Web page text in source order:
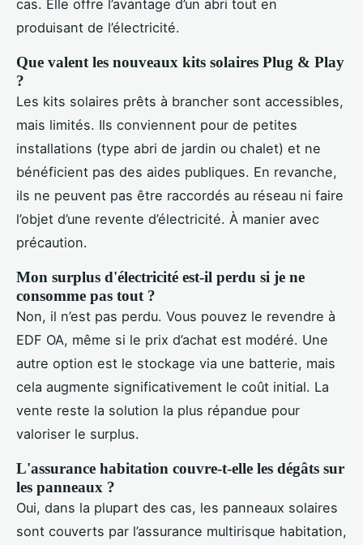
cas. Elle offre l’avantage d’un abri tout en
produisant de l’électricité.
Que valent les nouveaux kits solaires Plug & Play
?
Les kits solaires prêts à brancher sont accessibles,
mais limités. Ils conviennent pour de petites
installations (type abri de jardin ou chalet) et ne
bénéficient pas des aides publiques. En revanche,
ils ne peuvent pas être raccordés au réseau ni faire
l’objet d’une revente d’électricité. À manier avec
précaution.
Mon surplus d'électricité est-il perdu si je ne
consomme pas tout ?
Non, il n’est pas perdu. Vous pouvez le revendre à
EDF OA, même si le prix d’achat est modéré. Une
autre option est le stockage via une batterie, mais
cela augmente significativement le coût initial. La
vente reste la solution la plus répandue pour
valoriser le surplus.
L'assurance habitation couvre-t-elle les dégâts sur
les panneaux ?
Oui, dans la plupart des cas, les panneaux solaires
sont couverts par l’assurance multirisque habitation,